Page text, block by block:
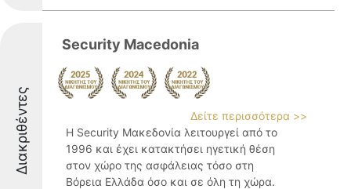
Διακριθέντες
Security Macedonia
Δείτε περισσότερα >>
Η Security Μακεδονία λειτουργεί από το
1996 και έχει κατακτήσει ηγετική θέση
στον χώρο της ασφάλειας τόσο στη
Βόρεια Ελλάδα όσο και σε όλη τη χώρα.